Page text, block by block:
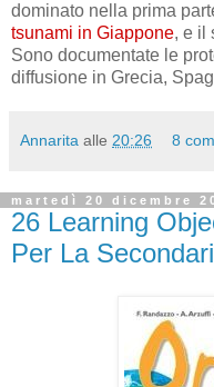
dominato nella prima
tsunami in Giappone, e il
Sono documentate le
diffusione in Grecia,
Annarita alle 20:26 8
martedì 20 dicembre
26 Learning
Per La